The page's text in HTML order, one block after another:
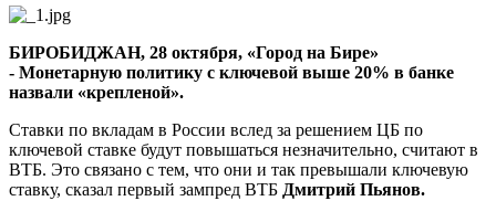
влиять
на
ставки
по
вкладам
БИРОБИДЖАН, 28 октября, «Город на Бире»
- Монетарную политику с ключевой выше 20% в банке
назвали «крепленой».
Ставки по вкладам в России вслед за решением ЦБ по
ключевой ставке будут повышаться незначительно, считают в
ВТБ. Это связано с тем, что они и так превышали ключевую
ставку, сказал первый зампред ВТБ Дмитрий Пьянов.